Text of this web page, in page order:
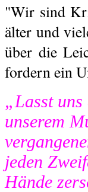
"Wir sind
älter und
über die
fordern ein
„Lasst
unserem
jeden
Hände